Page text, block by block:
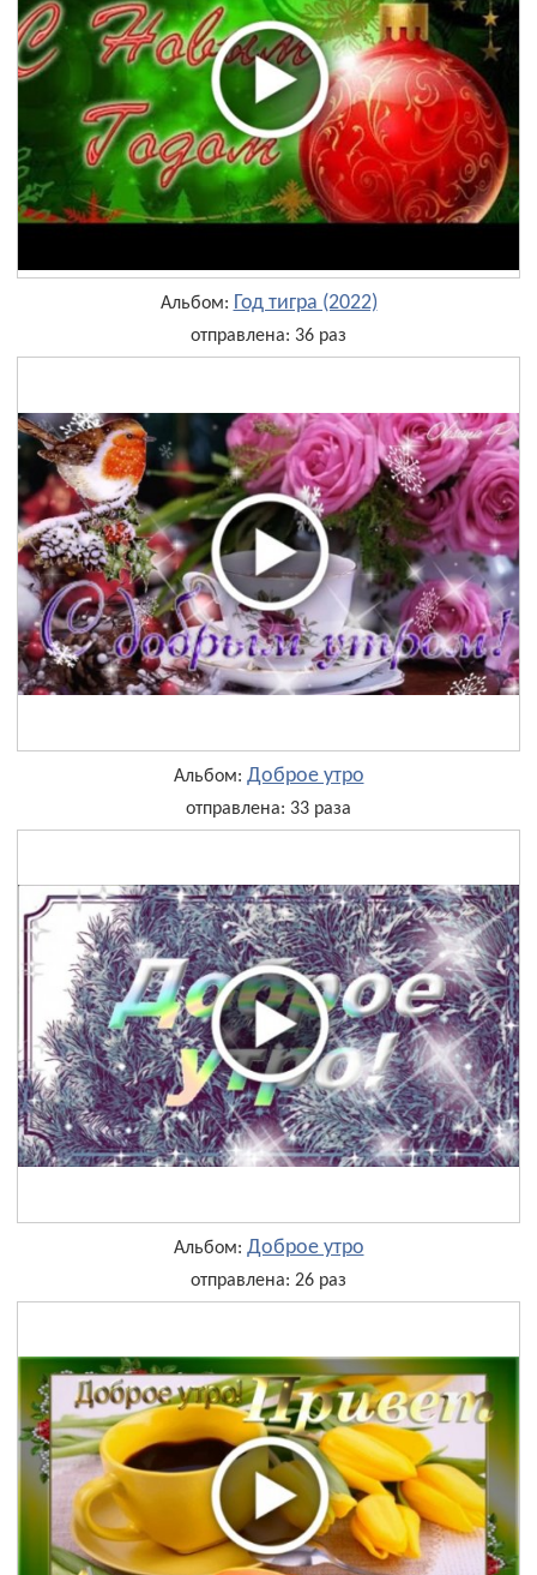
Альбом: Год тигра (2022)
отправлена: 36 раз
Альбом: Доброе утро
отправлена: 33 раза
Альбом: Доброе утро
отправлена: 26 раз